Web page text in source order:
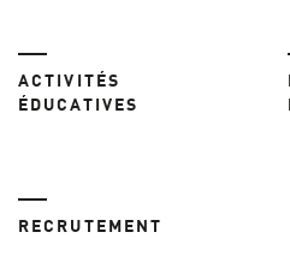
ACTIVITÉS
ÉDUCATIVES
RECRUTEMENT